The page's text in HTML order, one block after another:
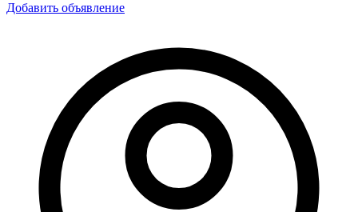
Добавить объявление